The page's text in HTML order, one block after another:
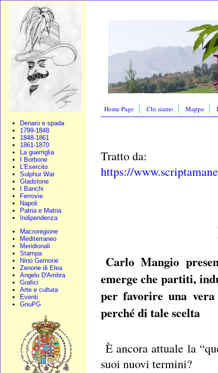
Denaro e spada
1799-1848
1848-1861
1861-1870
La guerriglia
I Borbone
L'Esercito
Sulphur War
Gladstone
I Banchi
Ferrovie
Napoli
Patria e Matria
Indipendenza
Macroregione
Mediterraneo
Meridionali
Stampa
Nino Gernone
Zenone di Elea
Angelo D'Ambra
Grafici
Arte e cultura
Eventi
GnuPG
Home Page Chi siamo Mappa
Tratto da:
https://
Carlo Mangio
emerge che partiti,
per favorire una
perché di tale scelta
È ancora attuale la
suoi nuovi termini?